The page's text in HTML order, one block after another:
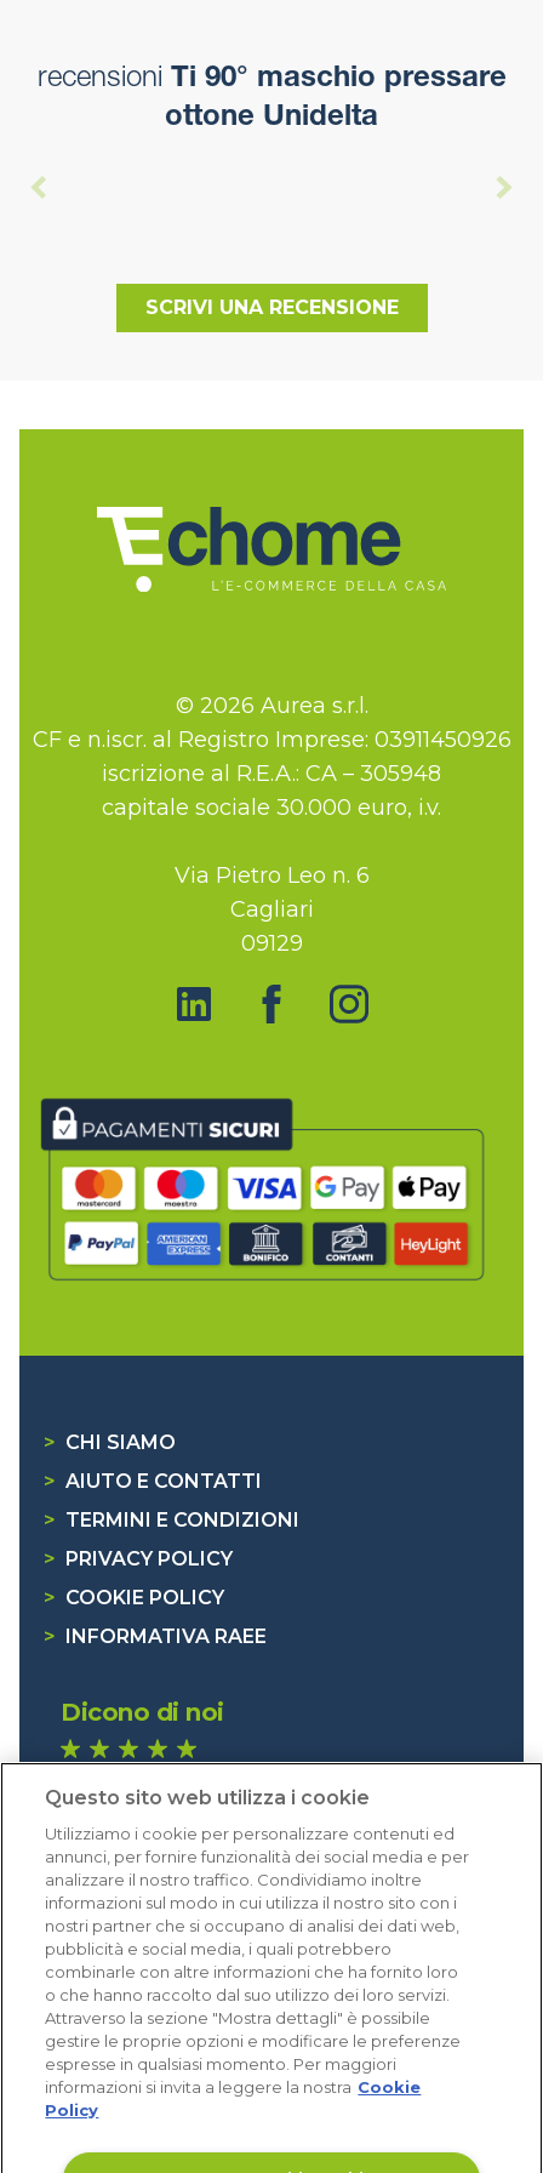
recensioni Ti 90° maschio pressare
ottone Unidelta
SCRIVI UNA RECENSIONE
© 2026 Aurea s.r.l.
CF e n.iscr. al Registro Imprese: 03911450926
iscrizione al R.E.A.: CA – 305948
capitale sociale 30.000 euro, i.v.
Via Pietro Leo n. 6
Cagliari
09129
> CHI SIAMO
> AIUTO E CONTATTI
> TERMINI E CONDIZIONI
>
PRIVACY POLICY
> COOKIE POLICY
>
INFORMATIVA RAEE
Dicono di noi
Eccellente (4,8)
Acquisti verificati
Questo sito web utilizza i cookie
Utilizziamo i cookie per personalizzare contenuti ed
annunci, per fornire funzionalità dei social media e per
analizzare il nostro traffico. Condividiamo inoltre
informazioni sul modo in cui utilizza il nostro sito con i
nostri partner che si occupano di analisi dei dati web,
pubblicità e social media, i quali potrebbero
combinarle con altre informazioni che ha fornito loro
o che hanno raccolto dal suo utilizzo dei loro servizi.
Attraverso la sezione "Mostra dettagli" è possibile
gestire le proprie opzioni e modificare le preferenze
espresse in qualsiasi momento. Per maggiori
informazioni si invita a leggere la nostra Cookie
Policy